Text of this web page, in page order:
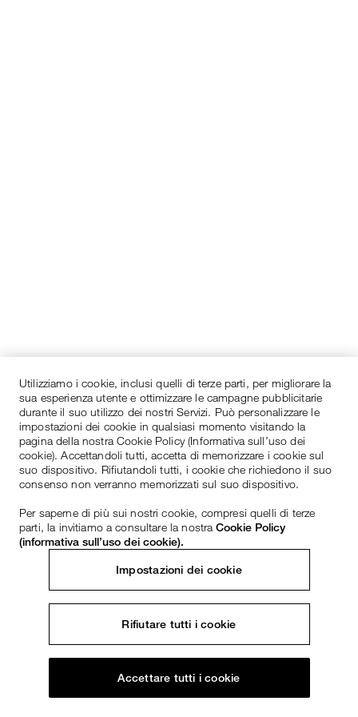
Utilizziamo i cookie, inclusi quelli di terze parti, per migliorare la
sua esperienza utente e ottimizzare le campagne pubblicitarie
durante il suo utilizzo dei nostri Servizi. Può personalizzare le
impostazioni dei cookie in qualsiasi momento visitando la
pagina della nostra Cookie Policy (Informativa sull’uso dei
cookie). Accettandoli tutti, accetta di memorizzare i cookie sul
suo dispositivo. Rifiutandoli tutti, i cookie che richiedono il suo
consenso non verranno memorizzati sul suo dispositivo.
Per saperne di più sui nostri cookie, compresi quelli di terze
parti, la invitiamo a consultare la nostraCookie Policy
(informativa sull’uso dei cookie).
Impostazioni dei cookie
Rifiutare tutti i cookie
Accettare tutti i cookie